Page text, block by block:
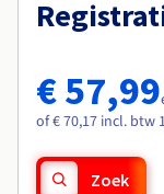
Tarieven
Roadmap & Changelog
Monitoring
Roadmap &
Roadmap &
Roadmap &
Roadmap &
€ 57,99
of € 70,17 incl. btw
Zoek